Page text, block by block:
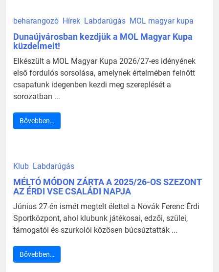
beharangozó Hírek Labdarúgás MOL magyar kupa
Dunaújvárosban kezdjük a MOL Magyar Kupa
küzdelmeit!
Elkészült a MOL Magyar Kupa 2026/27-es idényének
első fordulós sorsolása, amelynek értelmében felnőtt
csapatunk idegenben kezdi meg szereplését a
sorozatban ...
Bővebben…
Klub Labdarúgás
MÉLTÓ MÓDON ZÁRTA A 2025/26-OS SZEZONT
AZ ÉRDI VSE CSALÁDI NAPJA
Június 27-én ismét megtelt élettel a Novák Ferenc Érdi
Sportközpont, ahol klubunk játékosai, edzői, szülei,
támogatói és szurkolói közösen búcsúztatták ...
Bővebben…